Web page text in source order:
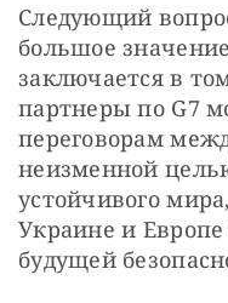
Следующий
большое
заключается в
партнеры по G7
переговорам
неизменной
устойчивого
Украине и Европе
будущей